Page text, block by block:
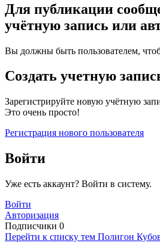
Для публикации
учётную запись или
Вы должны быть пользователем,
Создать учетную
Зарегистрируйте новую учётную
Это очень просто!
Регистрация нового пользователя
Войти
Уже есть аккаунт? Войти в систему.
Войти
Авторизация
Подписчики 0
Перейти к списку тем Полигон